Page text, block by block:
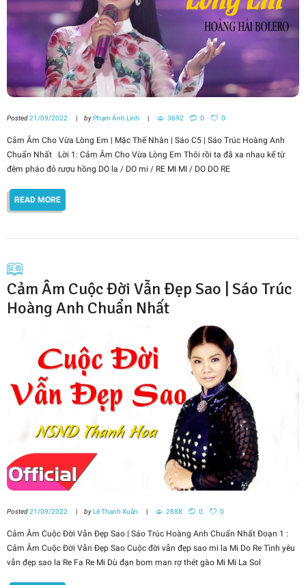
Posted21/09/2022 by Phạm Ánh Linh 3692 0 0
Cảm Âm Cho Vừa Lòng Em | Mặc Thế Nhân | Sáo C5 | Sáo Trúc Hoàng Anh
Chuẩn Nhất Lời 1: Cảm Âm Cho Vừa Lòng Em Thôi rồi ta đã xa nhau kể từ
đêm pháo đỏ rượu hồng DO la / DO mi / RE MI MI / DO DO RE
READ MORE
Cảm Âm Cuộc Đời Vẫn Đẹp Sao | Sáo Trúc
Hoàng Anh Chuẩn Nhất
Posted21/09/2022 byLê Thanh Xuân 2888 0 0
Cảm Âm Cuộc Đời Vẫn Đẹp Sao | Sáo Trúc Hoàng Anh Chuẩn Nhất Đoạn 1 :
Cảm Âm Cuộc Đời Vẫn Đẹp Sao Cuộc đời vẫn đẹp sao mi la Mi Do Re Tình yêu
vẫn đẹp sao la Re Fa Re Mi Dù đạn bom man rợ thét gào Mi Mi La Sol